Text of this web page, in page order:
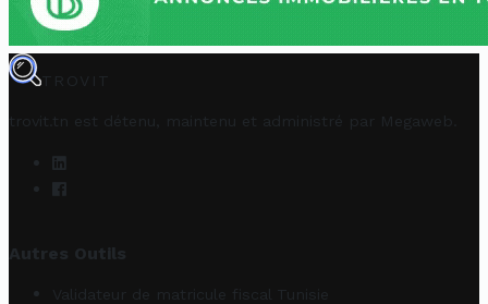
TROVIT
trovit.tn est détenu, maintenu et administré par Megaweb
Autres Outils
Validateur de matricule fiscal Tunisie